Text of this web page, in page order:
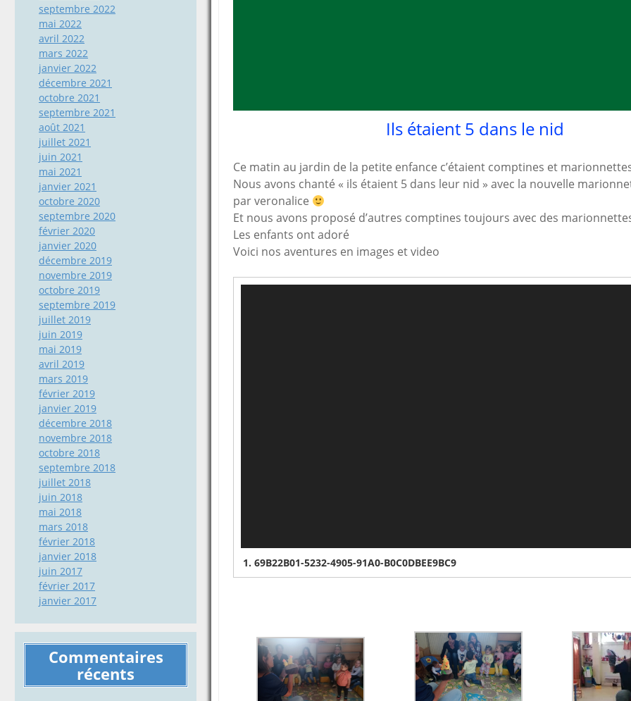
septembre 2022
mai 2022
avril 2022
mars 2022
janvier 2022
décembre 2021
octobre 2021
septembre 2021
août 2021
juillet 2021
juin 2021
mai 2021
janvier 2021
octobre 2020
septembre 2020
février 2020
janvier 2020
décembre 2019
novembre 2019
octobre 2019
septembre 2019
juillet 2019
juin 2019
mai 2019
avril 2019
mars 2019
février 2019
janvier 2019
décembre 2018
novembre 2018
octobre 2018
septembre 2018
juillet 2018
juin 2018
mai 2018
mars 2018
février 2018
janvier 2018
juin 2017
février 2017
janvier 2017
Commentaires
récents
Ils étaient 5 dans le nid
Ce matin au jardin de la petite enfance c’étaient comptines et
Nous avons chanté « ils étaient 5 dans leur nid » avec la nouvelle
par veronalice
Et nous avons proposé d’autres comptines toujours avec des
Les enfants ont adoré
Voici nos aventures en images et video
1. 69B22B01-5232-4905-91A0-B0C0DBEE9BC9